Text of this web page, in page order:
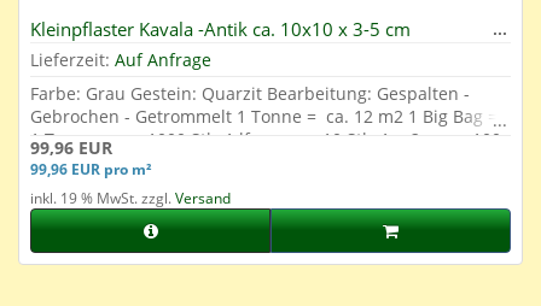
Kleinpflaster Kavala -Antik ca. 10x10 x 3-5 cm
Lieferzeit: Auf Anfrage
Farbe: Grau Gestein: Quarzit Bearbeitung: Gespalten -
Gebrochen - Getrommelt 1 Tonne = ca. 12 m2 1 Big Bag =
1 Tonne = ca. 1000 Stk. 1 lfm. = ca. 10 Stk. 1 m2 = ca. 100
Stk.
99,96 EUR
99,96 EUR pro m²
inkl. 19 % MwSt. zzgl.Versand